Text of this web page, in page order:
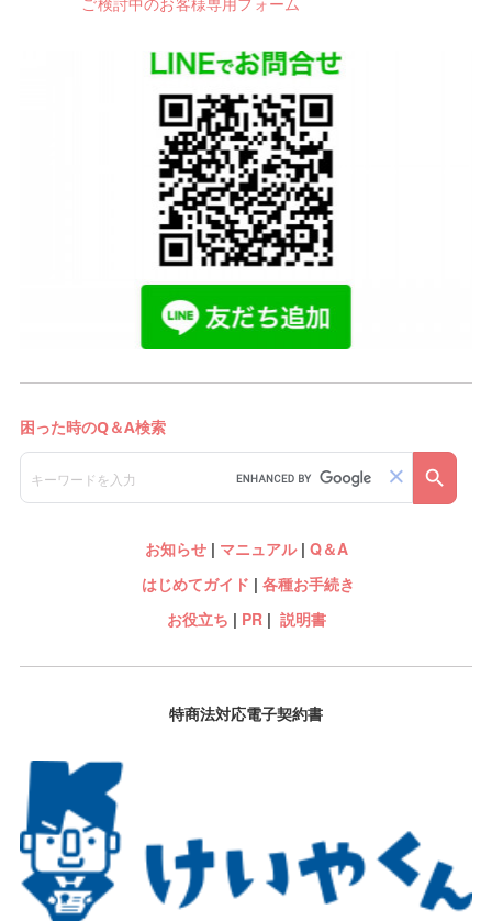
お知らせ| マニュアル| Q＆A
はじめてガイド | 各種お手続き
お役立ち | PR| 説明書
特商法対応電子契約書